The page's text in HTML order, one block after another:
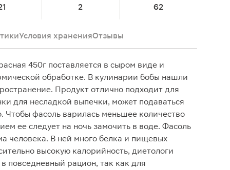
2 62
Условия храненияОтзывы
450г поставляется в сыром виде и
обработке. В кулинарии бобы нашли
Продукт отлично подходит для
для несладкой выпечки, может подаваться
Чтобы фасоль варилась меньшее количество
ее следует на ночь замочить в воде. Фасоль
человека. В ней много белка и пищевых
высокую калорийность, диетологи
повседневный рацион, так как для